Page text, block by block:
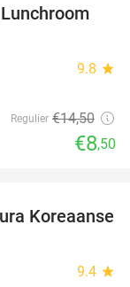
9.8 star
Regulier €14,50
€8,50
19%
Koreaanse
9.4 star